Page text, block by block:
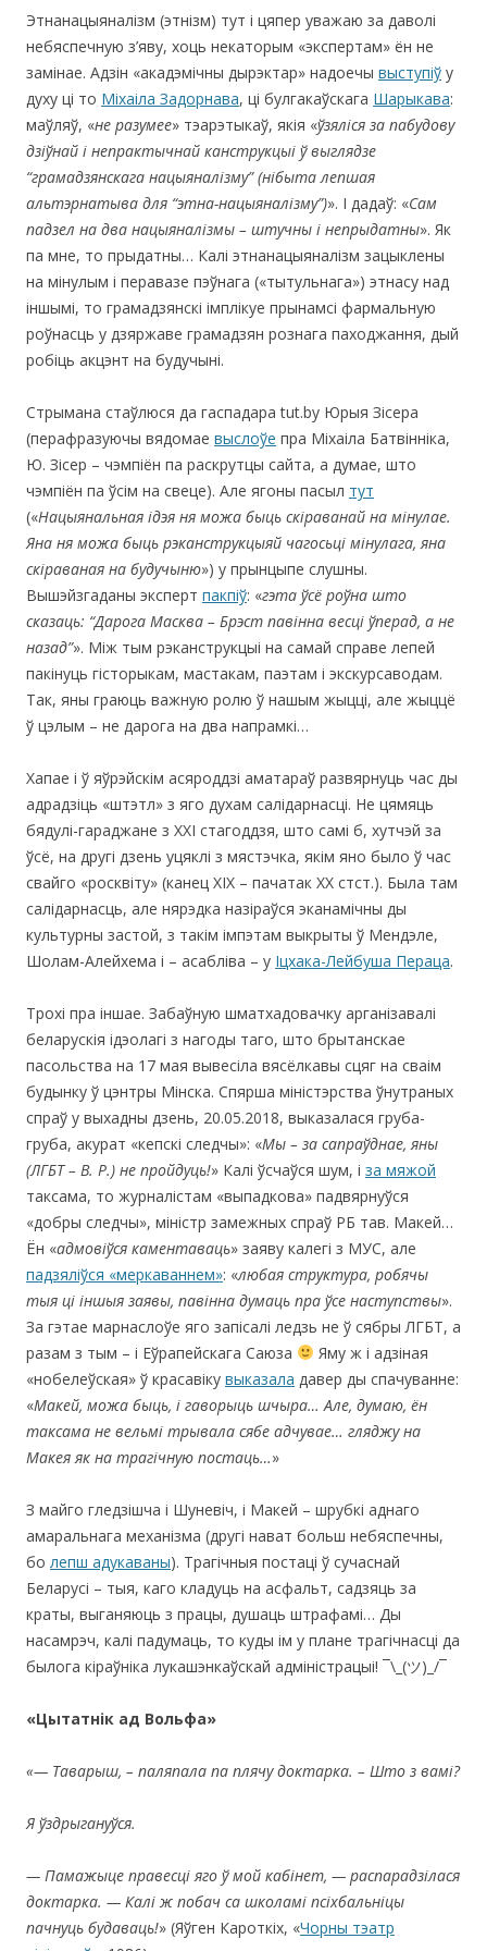
Этнанацыяналізм (этнізм) тут і цяпер уважаю за даволі
небяспечную з’яву, хоць некаторым «экспертам» ён не
замінае. Адзін «акадэмічны дырэктар» надоечы выступіў у
духу ці то Міхаіла Задорнава, ці булгакаўскага Шарыкава:
маўляў, «не разумее» тэарэтыкаў, якія «ўзяліся за пабудову
дзіўнай і непрактычнай канструкцыі ў выглядзе
“грамадзянскага нацыяналізму” (нібыта лепшая
альтэрнатыва для “этна-нацыяналізму”)». І дадаў: «Сам
падзел на два нацыяналізмы – штучны і непрыдатны». Як
па мне, то прыдатны… Калі этнанацыяналізм зацыклены
на мінулым і перавазе пэўнага («тытульнага») этнасу над
іншымі, то грамадзянскі імплікуе прынамсі фармальную
роўнасць у дзяржаве грамадзян рознага паходжання, дый
робіць акцэнт на будучыні.
Стрымана стаўлюся да гаспадара tut.by Юрыя Зісера
(перафразуючы вядомае выслоўе пра Міхаіла Батвінніка,
Ю. Зісер – чэмпіён па раскрутцы сайта, а думае, што
чэмпіён па ўсім на свеце). Але ягоны пасыл тут
(«Нацыянальная ідэя ня можа быць скіраванай на мінулае.
Яна ня можа быць рэканструкцыяй чагосьці мінулага, яна
скіраваная на будучыню») у прынцыпе слушны.
Вышэйзгаданы эксперт пакпіў: «гэта ўсё роўна што
сказаць: “Дарога Масква – Брэст павінна весці ўперад, а не
назад”». Між тым рэканструкцыі на самай справе лепей
пакінуць гісторыкам, мастакам, паэтам і экскурсаводам.
Так, яны граюць важную ролю ў нашым жыцці, але жыццё
ў цэлым – не дарога на два напрамкі…
Хапае і ў яўрэйскім асяроддзі аматараў развярнуць час ды
адрадзіць «штэтл» з яго духам салідарнасці. Не цямяць
бядулі-гараджане з ХХІ стагоддзя, што самі б, хутчэй за
ўсё, на другі дзень уцяклі з мястэчка, якім яно было ў час
свайго «росквіту» (канец ХІХ – пачатак ХХ стст.). Была там
салідарнасць, але нярэдка назіраўся эканамічны ды
культурны застой, з такім імпэтам выкрыты ў Мендэле,
Шолам-Алейхема і – асабліва – у Іцхака-Лейбуша Пераца.
Трохі пра іншае. Забаўную шматхадовачку арганізавалі
беларускія ідэолагі з нагоды таго, што брытанскае
пасольства на 17 мая вывесіла вясёлкавы сцяг на сваім
будынку ў цэнтры Мінска. Спярша міністэрства ўнутраных
спраў у выхадны дзень, 20.05.2018, выказалася груба-
груба, акурат «кепскі следчы»: «Мы – за сапраўднае, яны
(ЛГБТ – В. Р.) не пройдуць!» Калі ўсчаўся шум, і за мяжой
таксама, то журналістам «выпадкова» падвярнуўся
«добры следчы», міністр замежных спраў РБ тав. Макей…
Ён «адмовіўся каментаваць» заяву калегі з МУС, але
падзяліўся «меркаваннем»: «любая структура, робячы
тыя ці іншыя заявы, павінна думаць пра ўсе наступствы».
За гэтае марнаслоўе яго запісалі ледзь не ў сябры ЛГБТ, а
разам з тым – і Еўрапейскага Саюза
Яму ж і адзіная
«нобелеўская» ў красавіку выказала давер ды спачуванне:
«Макей, можа быць, і гаворыць шчыра… Але, думаю, ён
таксама не вельмі трывала сябе адчувае… гляджу на
Макея як на трагічную постаць…»
З майго гледзішча і Шуневіч, і Макей – шрубкі аднаго
амаральнага механізма (другі нават больш небяспечны,
бо лепш адукаваны). Трагічныя постаці ў сучаснай
Беларусі – тыя, каго кладуць на асфальт, садзяць за
краты, выганяюць з працы, душаць штрафамі… Ды
насамрэч, калі падумаць, то куды ім у плане трагічнасці да
былога кіраўніка лукашэнкаўскай адміністрацыі! ¯\_(ツ)_/¯
«Цытатнік ад Вольфа»
«— Таварыш, – паляпала па плячу доктарка. – Што з вамі?
Я ўздрыгануўся.
— Памажыце правесці яго ў мой кабінет, — распарадзілася
доктарка. — Калі ж побач са школамі псіхбальніцы
пачнуць будаваць!» (Яўген Кароткіх, «Чорны тэатр